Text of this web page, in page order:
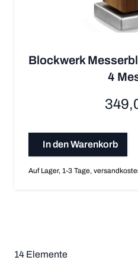
Blockwerk
4
In den Warenkorb
Auf Lager, 1-3 Tage,
14 Elemente